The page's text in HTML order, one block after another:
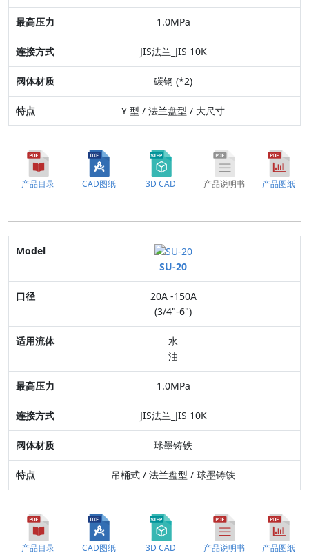
特点
1.0MPa
JIS法兰_JIS 10K
碳钢 (*2)
Y 型 / 法兰盘型 / 大尺寸
产品目录 CAD图纸 3D CAD 产品说明书 产品图纸
Model
口径
适用流体
最高压力
阀体材质
特点
SU-20
20A -150A
(3/4"-6")
水
油
1.0MPa
JIS法兰_JIS 10K
球墨铸铁
吊桶式 / 法兰盘型 / 球墨铸铁
产品目录 CAD图纸 3D CAD 产品说明书 产品图纸